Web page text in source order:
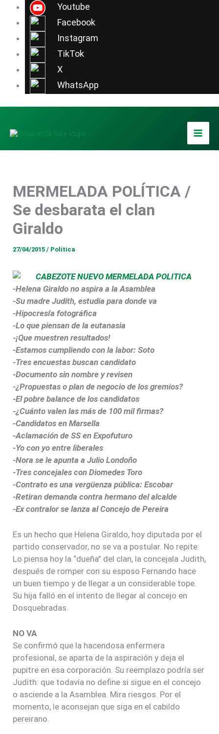
Youtube
Facebook
Instagram
TikTok
X
WhatsApp
contenido
MERMELADA POLÍTICA /
Se desbarata el clan
Giraldo
27/04/2015/ Política
-Helena Giraldo no aspira a la Asamblea
-Su madre Judith, estudia para donde va
-Hipocresía fotográfica
-Lo que piensan de la eutanasia
-¡Que muestren resultados!
-Estamos cumpliendo con la labor: Soto
-Tres encuestas buscan candidato
-Documento sin nombre y revisen
-¿Propuestas o plan de negocio de los gremios?
-El pobre balance de los candidatos
-¿Cuánto valen las más de 100 mil firmas?
-Candidatos en Marsella
-Aclamación de SS en Expofuturo
-Yo con yo entre liberales
-Nora se le apunta a Julio Londoño
-Tres concejales con Diomedes Toro
-Contrato es una vergüenza pública: Escobar
-Retiran demanda contra hermano del alcalde
-Ex contralor se lanza al Concejo de Pereira
Es un hecho que Helena Giraldo, hoy diputada por el
partido conservador, no se va a postular. No repite.
Lo piensa hoy la “dueña” del clan, la concejala Judith,
después de romper con su esposo Fernando hace
un buen tiempo y de llegar a un considerable tope.
Su hija falló en el intento de llegar al concejo en
Dosquebradas.
NO VA
Se confirmó que la hacendosa enfermera
profesional, se aparta de la aspiración y deja el
pupitre en esa corporación. Su reemplazo podría ser
Judith: que todavía no define si sigue en el concejo
o asciende a la Asamblea. Mira riesgos. Por el
momento, le aconsejan que siga en el cabildo
pereirano.